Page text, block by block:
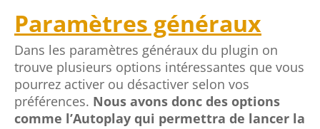
Dans les paramètres généraux du plugin on
trouve plusieurs options intéressantes que vous
pourrez activer ou désactiver selon vos
préférences.Nous avons donc des options
comme l’Autoplay qui permettra de lancer la
lecture de la playlist dès que la page
Internet s’ouvre.